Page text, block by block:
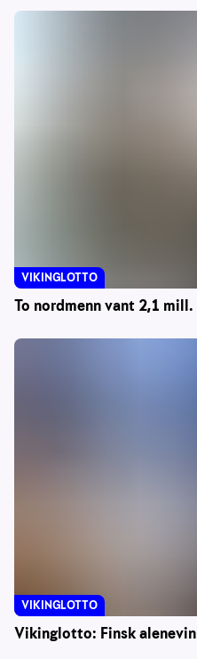
To nordmenn vant 2,1
VIKINGLOTTO
Vikinglotto: Finsk
VIKINGLOTTO